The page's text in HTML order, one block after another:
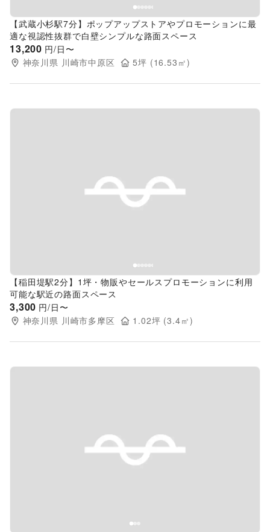
【武蔵小杉駅7分】ポップアップストアやプロモーションに最
適な視認性抜群で白壁シンプルな路面スペース
13,200 円/日〜
神奈川県 川崎市中原区 5坪 (16.53 ㎡)
Previous slide
【稲田堤駅2分】1坪・物販やセールスプロモーションに利用
可能な駅近の路面スペース
3,300 円/日〜
神奈川県 川崎市多摩区 1.02坪 (3.4㎡)
Previous slide